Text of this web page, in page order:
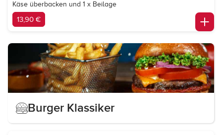
Käse überbacken und 1 x Beilage
13,90 €
Burger Klassiker